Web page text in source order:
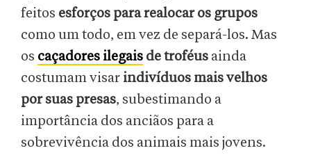
feitos esforços para realocar os grupos
como um todo, em vez de separá-los. Mas
os caçadores ilegais de troféus ainda
costumam visar indivíduos mais velhos
por suas presas, subestimando a
importância dos anciãos para a
sobrevivência dos animais mais jovens.